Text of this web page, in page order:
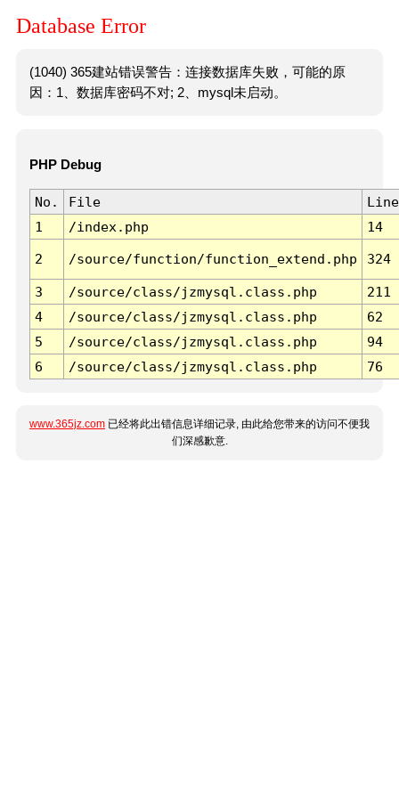
Database Error
(1040) 365建站错误警告：连接数据库失败，可能的原
因：1、数据库密码不对; 2、mysql未启动。
PHP Debug
No. File
Line
1
/index.php 14
2 /source/function/function_extend.php 324
3 /source/class/jzmysql.class.php
211
4
/source/class/jzmysql.class.php
62
5
/source/class/jzmysql.class.php
94
6
/source/class/jzmysql.class.php 76
www.365jz.com 已经将此出错信息详细记录, 由此给您带来的访问不便我
们深感歉意.